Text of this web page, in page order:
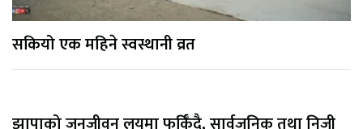
सकियो एक महिने स्वस्थानी व्रत